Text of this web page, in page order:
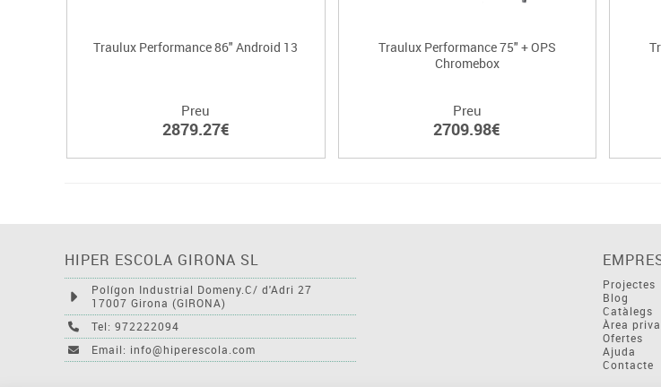
Traulux Performance 86" Android 13
Preu
2879.27€
Traulux Performance 75" + OPS
Chromebox
Preu
2709.98€
HIPER ESCOLA GIRONA SL
Polígon Industrial Domeny.C/ d'Adri 27
17007 Girona (GIRONA)
Tel: 972222094
Email: info@hiperescola.com
Projectes
Blog
Catàlegs
Àrea
Ofertes
Ajuda
Contacte